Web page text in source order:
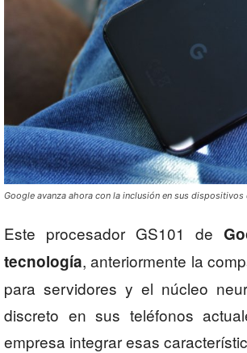
Google avanza ahora con la inclusión en sus
Este procesador GS101 de
tecnología, anteriormente la
para servidores y el núcleo
discreto en sus teléfonos
empresa integrar esas